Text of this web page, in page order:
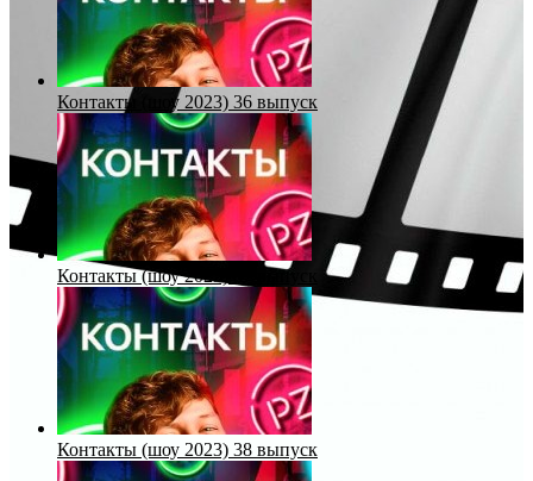
Контакты (шоу 2023) 36 выпуск
Контакты (шоу 2023) 37 выпуск
Контакты (шоу 2023) 38 выпуск